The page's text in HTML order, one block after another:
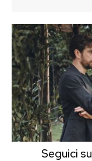
Seguici su